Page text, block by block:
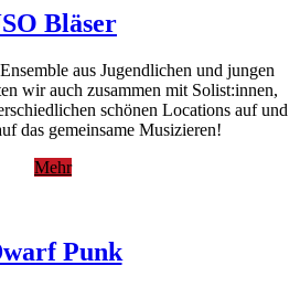
Bläser
aus Jugendlichen und jungen
wir auch zusammen mit Solist:innen,
schönen Locations auf und
das gemeinsame Musizieren!
Mehr
Punk